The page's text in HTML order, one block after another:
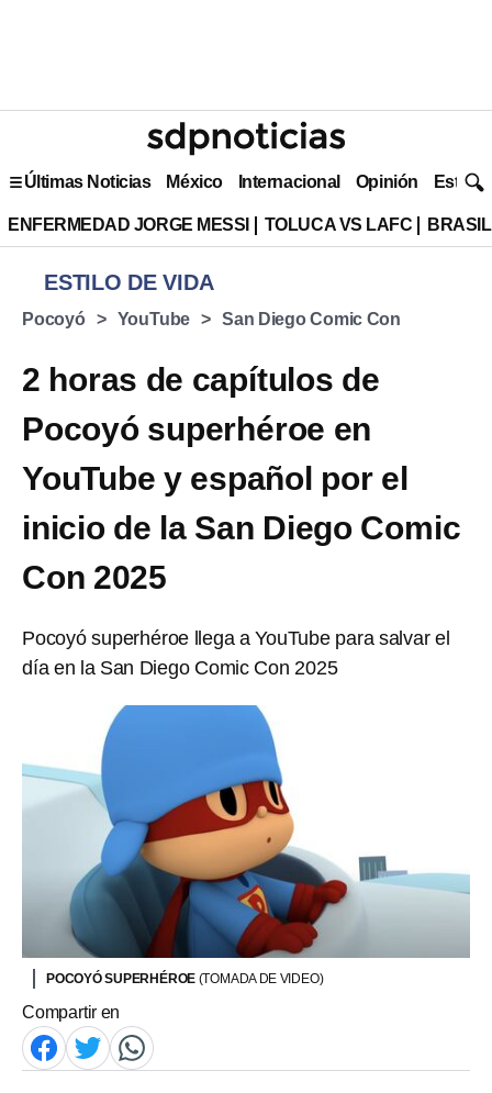
Últimas Noticias México Internacional Opinión Estilo
ENFERMEDAD JORGE MESSI TOLUCA VS LAFC
ESTILO DE VIDA
Pocoyó YouTube San Diego Comic Con
2 horas de capítulos de
Pocoyó superhéroe en
YouTube y español por el
inicio de la San Diego Comic
Con 2025
Pocoyó superhéroe llega a YouTube para salvar el
día en la San Diego Comic Con 2025
POCOYÓ SUPERHÉROE (TOMADA DE VIDEO)
Compartir en